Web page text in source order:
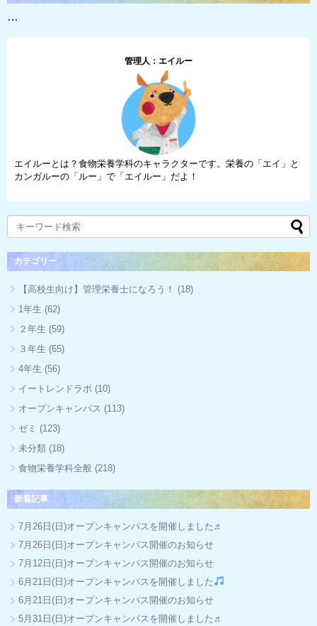
…
管理人：エイルー
エイルーとは？食物栄養学科のキャラクターです。栄養の「エイ」と
カンガルーの「ルー」で「エイルー」だよ！
カテゴリー
【高校生向け】管理栄養士になろう！
(18)
1年生 (62)
２年生 (59)
３年生 (65)
4年生 (56)
イートレンドラボ (10)
オープンキャンパス (113)
ゼミ (123)
未分類 (18)
食物栄養学科全般 (218)
新着記事
7月26日(日)オープンキャンパスを開催しました♬
7月26日(日)オープンキャンパス開催のお知らせ
7月12日(日)オープンキャンパス開催のお知らせ
6月21日(日)オープンキャンパスを開催しました
6月21日(日)オープンキャンパス開催のお知らせ
5月31日(日)オープンキャンパスを開催しました♬